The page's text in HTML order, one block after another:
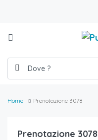
Home Prenotazione 3078
Prenotazione 3078